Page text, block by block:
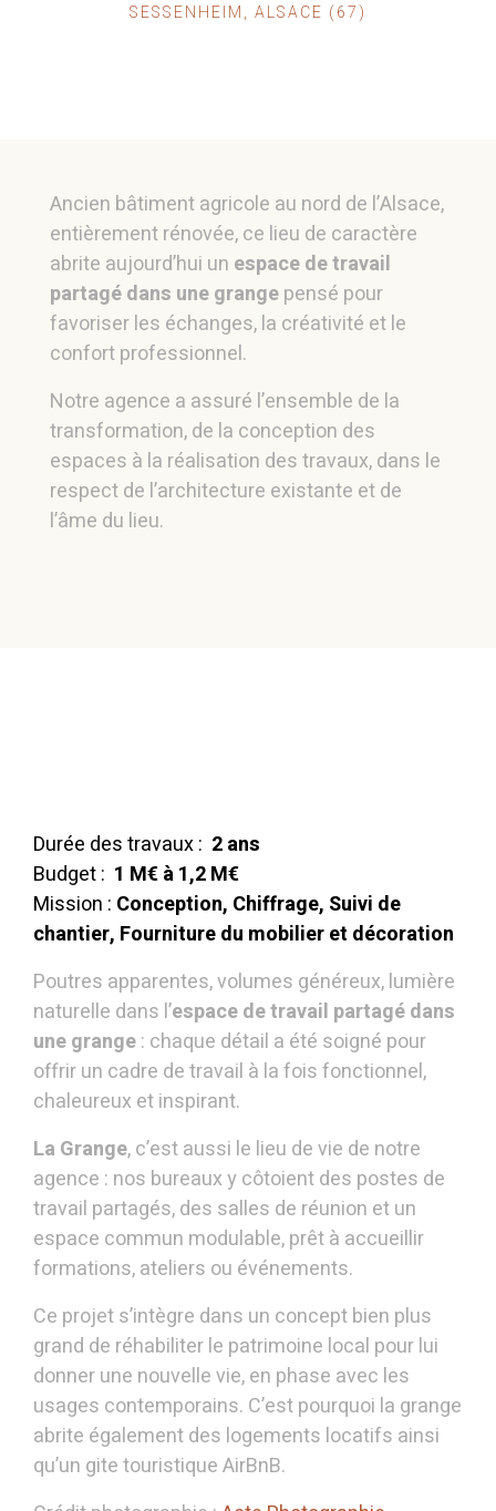
SESSENHEIM, ALSACE (67)
Ancien bâtiment agricole au nord de l’Alsace,
entièrement rénovée, ce lieu de caractère
abrite aujourd’hui un espace de travail
partagé dans une grangepensé pour
favoriser les échanges, la créativité et le
confort professionnel.
Notre agence a assuré l’ensemble de la
transformation, de la conception des
espaces à la réalisation des travaux, dans le
respect de l’architecture existante et de
l’âme du lieu.
Durée des travaux : 2 ans
Budget : 1 M€ à 1,2 M€
Mission : Conception, Chiffrage, Suivi de
chantier, Fourniture du mobilier et décoration
Poutres apparentes, volumes généreux, lumière
naturelle dans l’espace de travail partagé dans
une grange: chaque détail a été soigné pour
offrir un cadre de travail à la fois fonctionnel,
chaleureux et inspirant.
La Grange, c’est aussi le lieu de vie de notre
agence : nos bureaux y côtoient des postes de
travail partagés, des salles de réunion et un
espace commun modulable, prêt à accueillir
formations, ateliers ou événements.
Ce projet s’intègre dans un concept bien plus
grand de réhabiliter le patrimoine local pour lui
donner une nouvelle vie, en phase avec les
usages contemporains. C’est pourquoi la grange
abrite également des logements locatifs ainsi
qu’un gite touristique AirBnB.